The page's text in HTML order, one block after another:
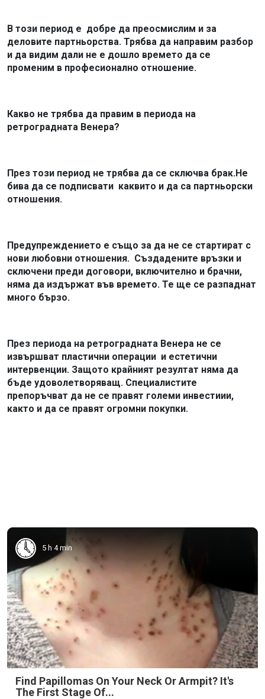
В този период е добре да преосмислим и за
деловите партньорства. Трябва да направим разбор
и да видим дали не е дошло времето да се
променим в професионално отношение.
Какво не трябва да правим в периода на
ретроградната Венера?
През този период не трябва да се сключва брак.Не
бива да се подписвати каквито и да са партньорски
отношения.
Предупреждението е също за да не се стартират с
нови любовни отношения. Създадените връзки и
сключени преди договори, включително и брачни,
няма да издържат във времето. Те ще се разпаднат
много бързо.
През периода на ретроградната Венера не се
извършват пластични операции и естетични
интервенции. Защото крайният резултат няма да
бъде удоволетворяващ. Специалистите
препоръчват да не се правят големи инвестиии,
както и да се правят огромни покупки.
5 h 4 min
Find Papillomas On Your Neck Or Armpit? It's
The First Stage Of...